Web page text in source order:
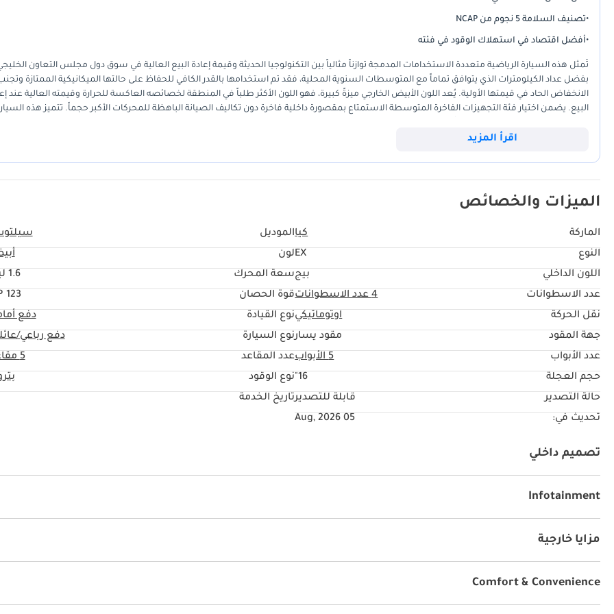
•تصنيف السلامة 5 نجوم من NCAP
•أفضل اقتصاد في استهلاك الوقود في فئته
تُمثل هذه السيارة الرياضية متعددة الاستخدامات المدمجة توازناً مثالياً بين التكنولوجيا الحديثة وقيمة إعادة البيع العالية في سوق دول مجلس التعاون
بفضل عداد الكيلومترات الذي يتوافق تماماً مع المتوسطات السنوية المحلية، فقد تم استخدامها بالقدر الكافي للحفاظ على حالتها الميكانيكية الممتازة
الانخفاض الحاد في قيمتها الأولية. يُعد اللون الأبيض الخارجي ميزةً كبيرة، فهو اللون الأكثر طلباً في المنطقة لخصائصه العاكسة للحرارة وقيمته العالية عند
البيع. يضمن اختيار فئة التجهيزات الفاخرة المتوسطة الاستمتاع بمقصورة داخلية فاخرة دون تكاليف الصيانة الباهظة للمحركات الأكبر حجماً. تتميز هذه
الخليجي عموماً، فإن أهم عامل هو راحة البال التي توفرها مواصفاتها الإقليمية، والتي تضمن تحسين نظام التبريد والمحرك بشكل كامل لمواجهة ظروف الصيف
اقرأ المزيد
الميزات والخصائص
الماركة كياالموديل
النوع
EXلون
اللون الداخلي
بيجسعة المحرك
1.6 ليتر
عدد الاسطوانات
4عدد الاسطواناتقوة الحصان
123 HP
نقل الحركة
اوتوماتيكينوع القيادة
دفع
جهة المقود
مقود يسارنوع السيارة
دفع رباعي/
عدد الأبواب
5 الأبواب عدد المقاعد
5 مقاعد
حجم العجلة
16" نوع الوقود
حالة التصدير
قابلة للتصديرتاريخ الخدمة
تحديث في:
05 Aug, 2026
تصميم داخلي
مسند الرأس الخلفي
Infotainment
مشعل أقراص دي في دي وسي دي
مزايا خارجية
Comfort & Convenience